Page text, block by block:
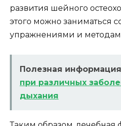
развития шейного
этого можно заниматься
упражнениями и
Полезная
при различных
дыхания